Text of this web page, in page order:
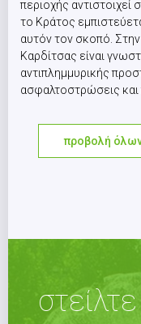
περιοχής
το Κράτος
αυτόν τον σκοπό.
Καρδίτσας είναι
αντιπλημμυρικής
ασφαλτοστρώσεις και
προβολή